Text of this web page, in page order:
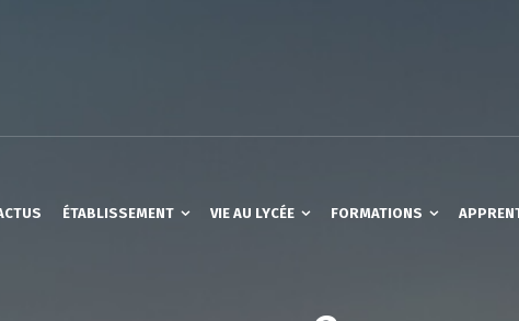
ÉTABLISSEMENT VIE AU LYCÉE FORMATIONS